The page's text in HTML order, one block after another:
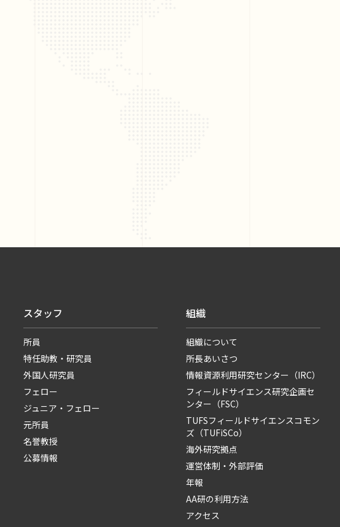
スタッフ
所員
特任助教・研究員
外国人研究員
フェロー
ジュニア・フェロー
元所員
名誉教授
公募情報
組織
組織について
所長あいさつ
情報資源利用研究センター（IRC）
フィールドサイエンス研究企画セ
ンター（FSC）
TUFSフィールドサイエンスコモン
ズ（TUFiSCo）
海外研究拠点
運営体制・外部評価
年報
AA研の利用方法
アクセス